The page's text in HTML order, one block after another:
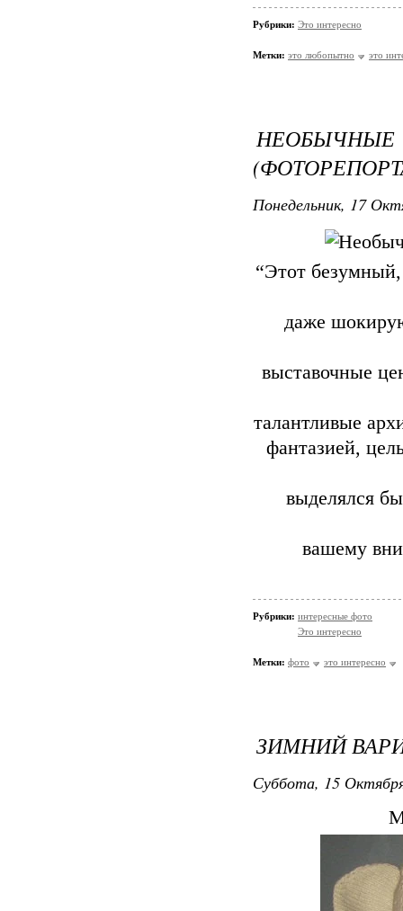
Рубрики: Это интересно
Метки: это любопытно это
Понедельник, 17
“Этот
даже
выставочные
талантливые
фантазией,
выделялся
вашему
Рубрики: интересные фото
Это интересно
Метки: фото это интересно
ЗИМНИЙ
Суббота, 15